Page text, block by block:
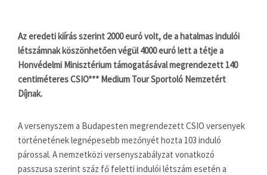
Az eredeti kiírás szerint 2000 euró volt, de a hatalmas indulói
létszámnak köszönhetően végül 4000 euró lett a tétje a
Honvédelmi Minisztérium támogatásával megrendezett 140
centiméteres CSIO*** Medium Tour Sportoló Nemzetért
Díjnak.
A versenyszem a Budapesten megrendezett CSIO versenyek
történetének legnépesebb mezőnyét hozta 103 induló
párossal. A nemzetközi versenyszabályzat vonatkozó
passzusa szerint száz fő feletti indulói létszám esetén a